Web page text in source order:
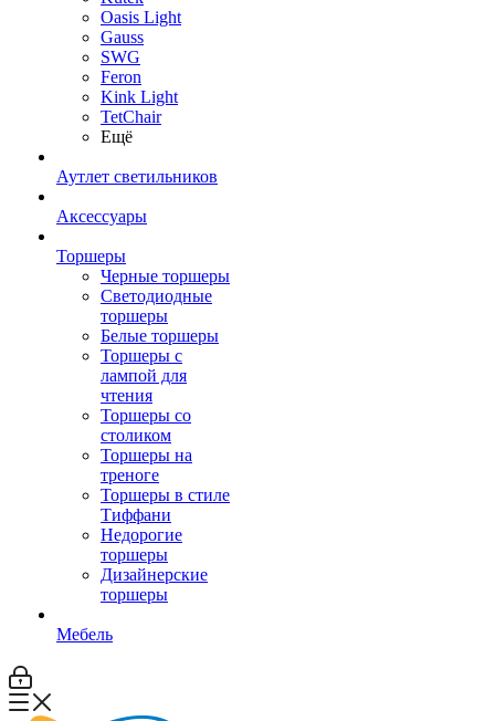
Oasis Light
Gauss
SWG
Feron
Kink Light
TetСhair
Ещё
Аутлет светильников
Аксессуары
Торшеры
Черные торшеры
Светодиодные
торшеры
Белые торшеры
Торшеры с
лампой для
чтения
Торшеры со
столиком
Торшеры на
треноге
Торшеры в стиле
Тиффани
Недорогие
торшеры
Дизайнерские
торшеры
Мебель